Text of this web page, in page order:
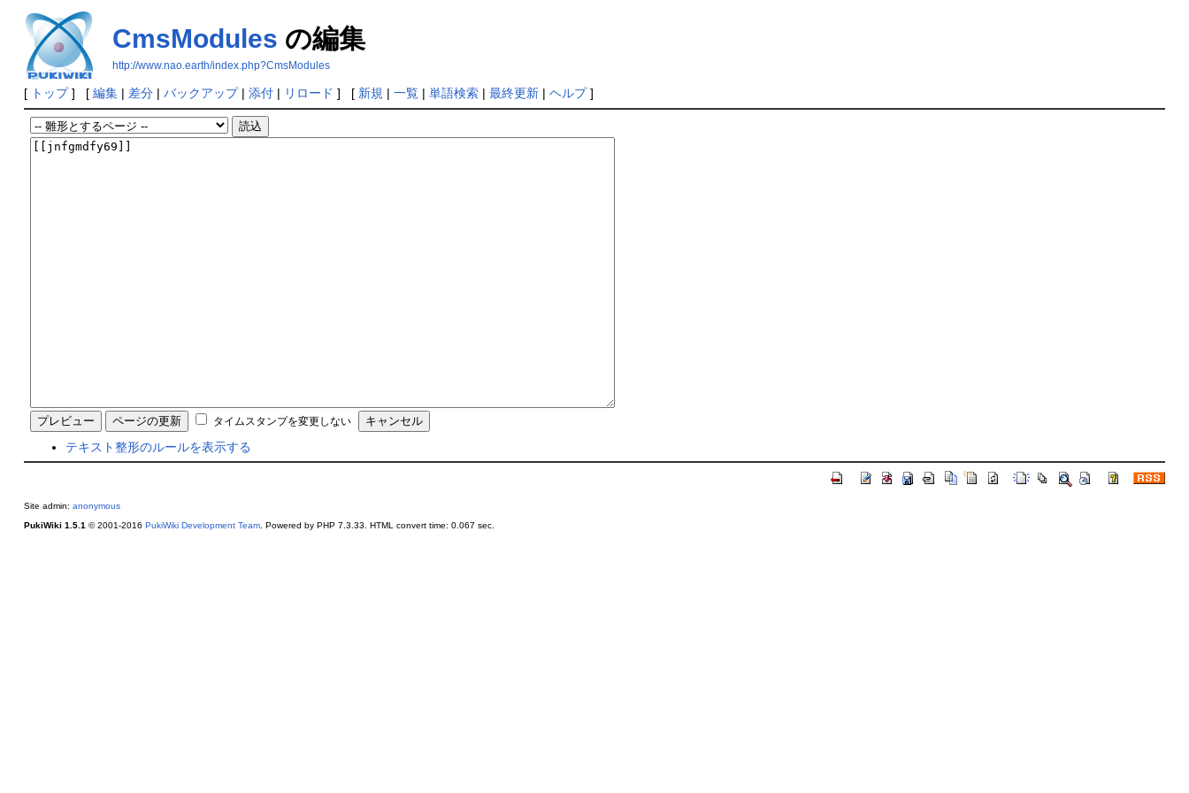
CmsModules の編集
http://www.nao.earth/index.php?CmsModules
[ トップ] [ 編集| 差分| バックアップ| 添付| リロード ] [ 新規 | 一覧| 単語検索| 最終更新| ヘルプ]
タイムスタンプを変更しない
テキスト整形のルールを表示する
Site admin: anonymous
PukiWiki 1.5.1 © 2001-2016 PukiWiki Development Team. Powered by PHP 7.3.33. HTML convert time: 0.067 sec.